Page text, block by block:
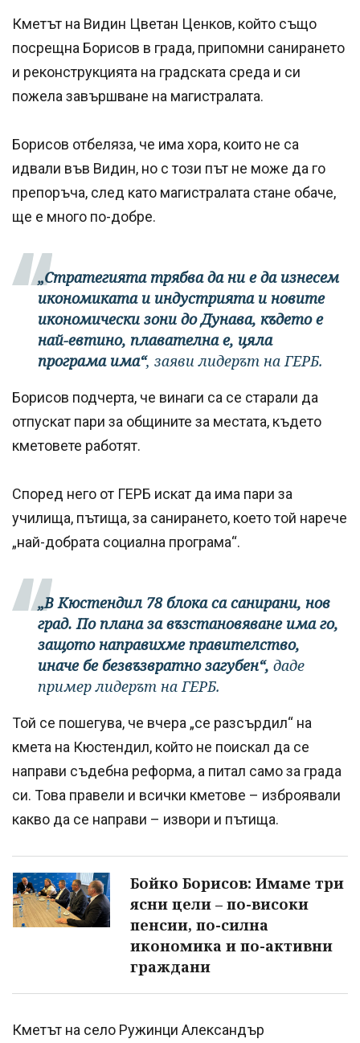
Кметът на Видин Цветан Ценков, който също
посрещна Борисов в града, припомни санирането
и реконструкцията на градската среда и си
пожела завършване на магистралата.
Борисов отбеляза, че има хора, които не са
идвали във Видин, но с този път не може да го
препоръча, след като магистралата стане обаче,
ще е много по-добре.
„Стратегията трябва да ни е да изнесем
икономиката и индустрията и новите
икономически зони до Дунава, където е
най-евтино, плавателна е, цяла
програма има“, заяви лидерът на ГЕРБ.
Борисов подчерта, че винаги са се старали да
отпускат пари за общините за местата, където
кметовете работят.
Според него от ГЕРБ искат да има пари за
училища, пътища, за санирането, което той нарече
„най-добрата социална програма“.
„В Кюстендил 78 блока са санирани, нов
град. По плана за възстановяване има го,
защото направихме правителство,
иначе бе безвъзвратно загубен“, даде
пример лидерът на ГЕРБ.
Той се пошегува, че вчера „се разсърдил“ на
кмета на Кюстендил, който не поискал да се
направи съдебна реформа, а питал само за града
си. Това правели и всички кметове – изброявали
какво да се направи – извори и пътища.
Бойко Борисов: Имаме три
ясни цели – по-високи
пенсии, по-силна
икономика и по-активни
граждани
Кметът на село Ружинци Александър